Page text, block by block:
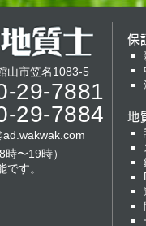
山市笠名1083-5
29-7881
29-7884
〜19時）
です。
保
地